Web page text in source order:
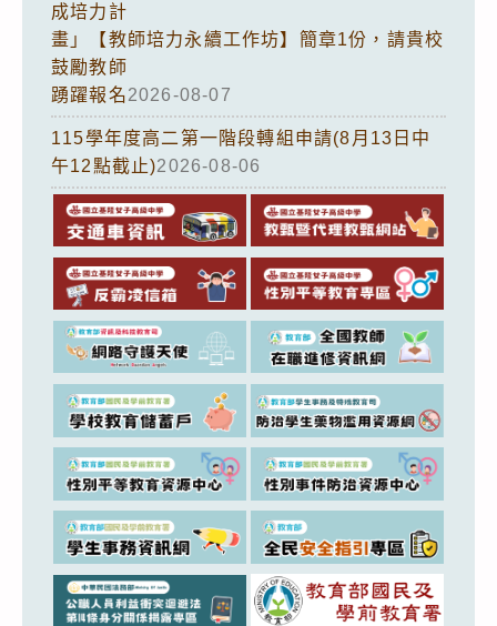
成培力計
畫」【教師培力永續工作坊】簡章1份，請貴校
鼓勵教師
踴躍報名2026-08-07
115學年度高二第一階段轉組申請(8月13日中
午12點截止)2026-08-06